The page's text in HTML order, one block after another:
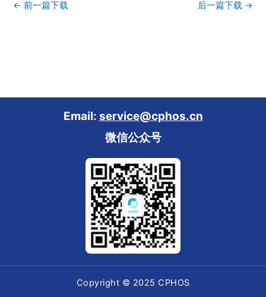
← 前一篇下载 后一篇下载 →
Email: service@cphos.cn
微信公众号
Copyright © 2025 CPHOS